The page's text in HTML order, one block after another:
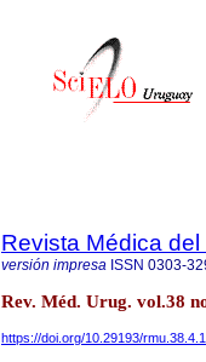
Revista Médica
versión impresa ISSN 0303-
Rev. Méd. Urug. vol.38
https://doi.org/10.29193/rmu.38.4.1